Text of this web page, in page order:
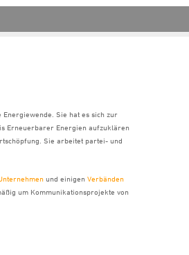
Sie hat es sich zur
Erneuerbarer Energien aufzuklären
Sie arbeitet partei- und
und einigen Verbänden
um Kommunikationsprojekte von